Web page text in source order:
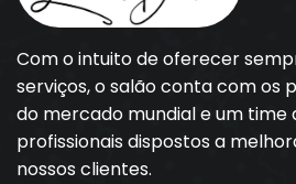
Com o intuito de oferecer
serviços, o salão conta com os
do mercado mundial e um time
profissionais dispostos a
nossos clientes.